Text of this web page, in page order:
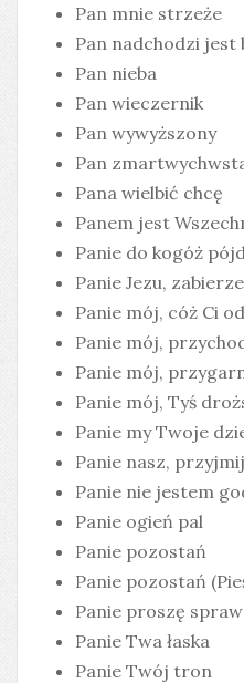
Pan mnie strzeże
Pan nadchodzi jest
Pan nieba
Pan wieczernik
Pan wywyższony
Pan
Pana wielbić chcę
Panem jest
Panie do kogóż
Panie Jezu,
Panie mój, cóż Ci
Panie mój,
Panie mój,
Panie mój, Tyś
Panie my Twoje
Panie nasz,
Panie nie jestem
Panie ogień pal
Panie pozostań
Panie pozostań
Panie proszę spraw
Panie Twa łaska
Panie Twój tron